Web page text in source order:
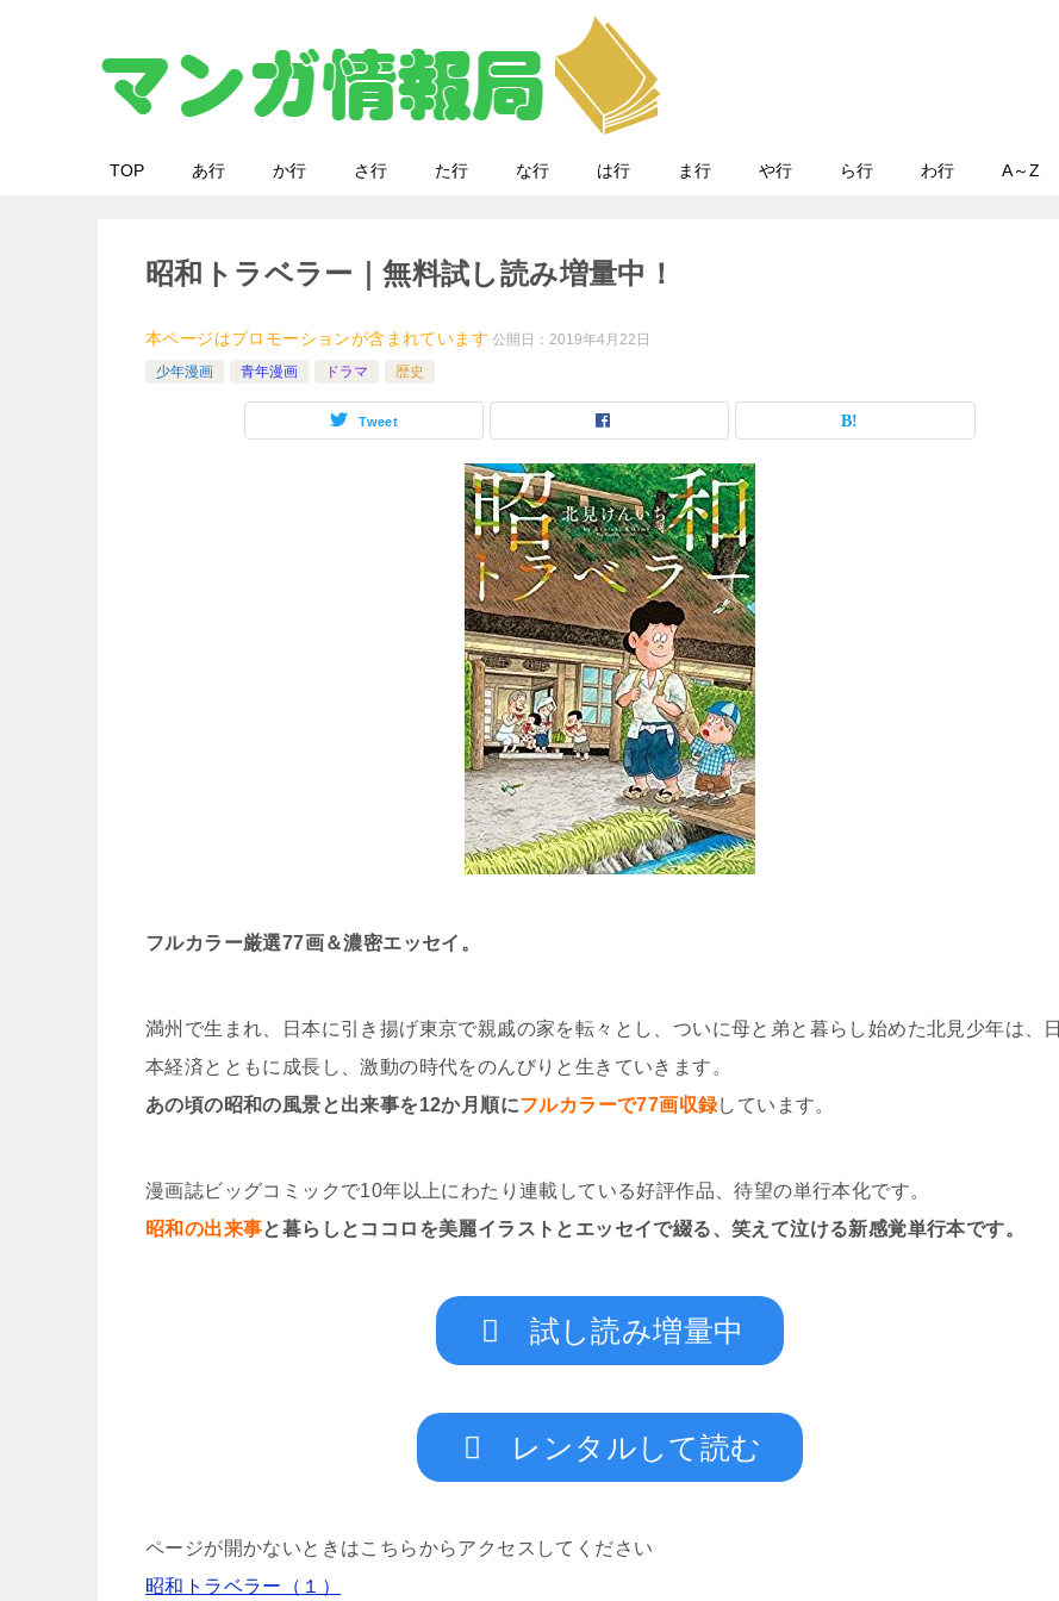
TOP あ行 か行 さ行 た行 な行 は行 ま行 や行 ら行 わ行 A～Z
昭和トラベラー｜無料試し読み増量中！
本ページはプロモーションが含まれています 公開日：2019年4月22日
少年漫画
青年漫画 ドラマ 歴史
Tweet
フルカラー厳選77画＆濃密エッセイ。
満州で生まれ、日本に引き揚げ東京で親戚の家を転々とし、ついに母と弟と暮らし始めた北見少年は、日
本経済とともに成長し、激動の時代をのんびりと生きていきます。
あの頃の昭和の風景と出来事を12か月順にフルカラーで77画収録しています。
漫画誌ビッグコミックで10年以上にわたり連載している好評作品、待望の単行本化です。
昭和の出来事と暮らしとココロを美麗イラストとエッセイで綴る、笑えて泣ける新感覚単行本です。
試し読み増量中
レンタルして読む
ページが開かないときはこちらからアクセスしてください
昭和トラベラー（１）